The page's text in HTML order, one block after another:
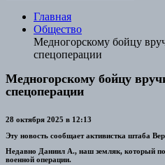
Главная
Общество
Медногорскому бойцу
спецоперации
Медногорскому бойцу
спецоперации
28 октября 2025 в 12:13
Эту новость сообщает активистка штаба
Недавно Даниил А., наш земляк, который
военной операции.